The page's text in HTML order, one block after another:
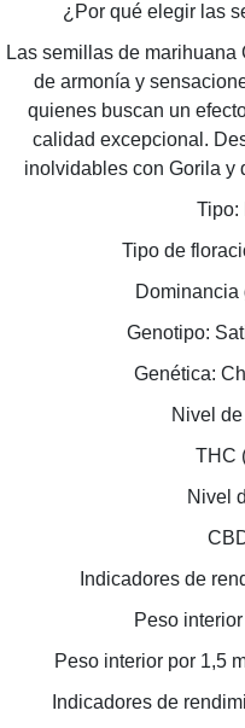
¿Por qué elegir las
Las semillas de
de armonía y
quienes buscan un
calidad excepcional.
inolvidables con Gorila y
Tipo:
Tipo de
Genotipo:
Genética:
Nivel
THC
Nivel
Indicadores de
Peso interior
Peso interior por 1,5
Indicadores de